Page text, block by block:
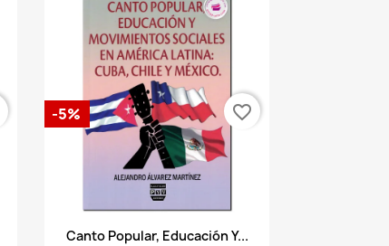
Vista rápida
Canto Popular, Educación Y...
-5% favorite_border